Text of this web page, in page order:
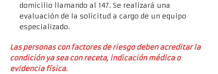
domicilio llamando al 147. Se realizará una
evaluación de la solicitud a cargo de un equipo
especializado.
Las personas con factores de riesgo deben acreditar la
condición ya sea con receta, indicación médica o
evidencia física.